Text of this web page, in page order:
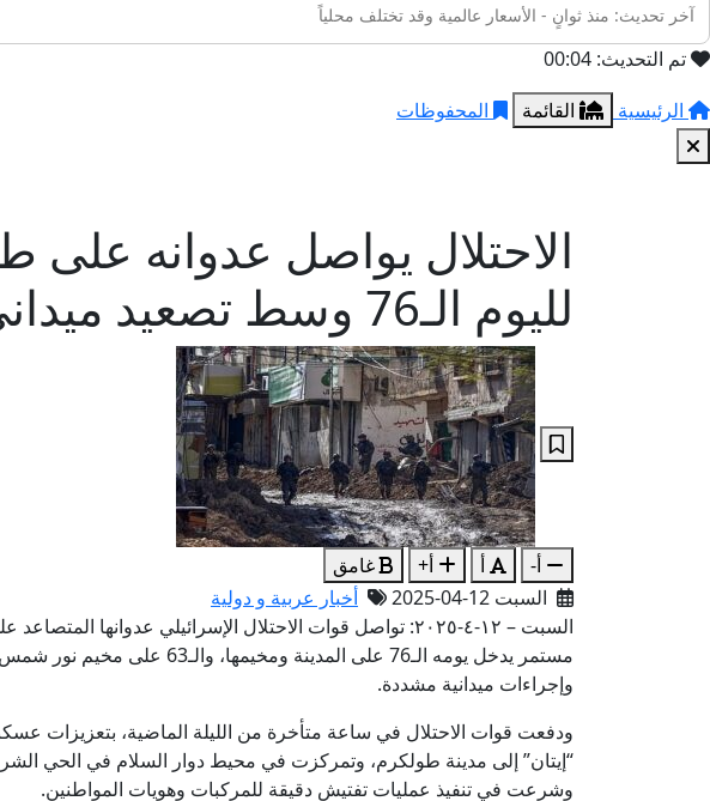
آخر تحديث: منذ ثوانٍ - الأسعار عالمية وقد تختلف محلياً
تم التحديث: 00:04
الرئيسية
القائمة المحفوظات
الاحتلال يواصل عدوانه على
لليوم الـ76 وسط تصعيد ميداني ودمار شامل
أ- أ أ+
غامق
السبت 12-04-2025
أخبار عربية و دولية
السبت – ١٢-٤-٢٠٢٥: تواصل قوات الاحتلال الإسرائيلي عدوانها
مستمر يدخل يومه الـ76 على المدينة
وإجراءات ميدانية مشددة.
ودفعت قوات الاحتلال في ساعة متأخرة من الليلة الماضية، بتعزيزات
“إيتان” إلى مدينة طولكرم، وتمركزت في محيط دوار السلام في الحي
وشرعت في تنفيذ عمليات تفتيش دقيقة للمركبات وهويات المواطنين.